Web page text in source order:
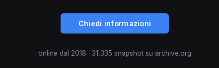
Chiedi informazioni
online dal 2018 · 31,335 snapshot su archive.org